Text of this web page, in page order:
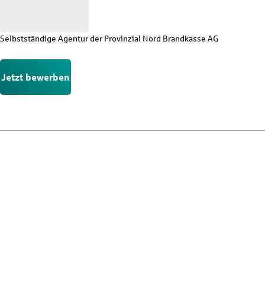
Selbstständige Agentur der Provinzial Nord Brandkasse AG
Jetzt bewerben